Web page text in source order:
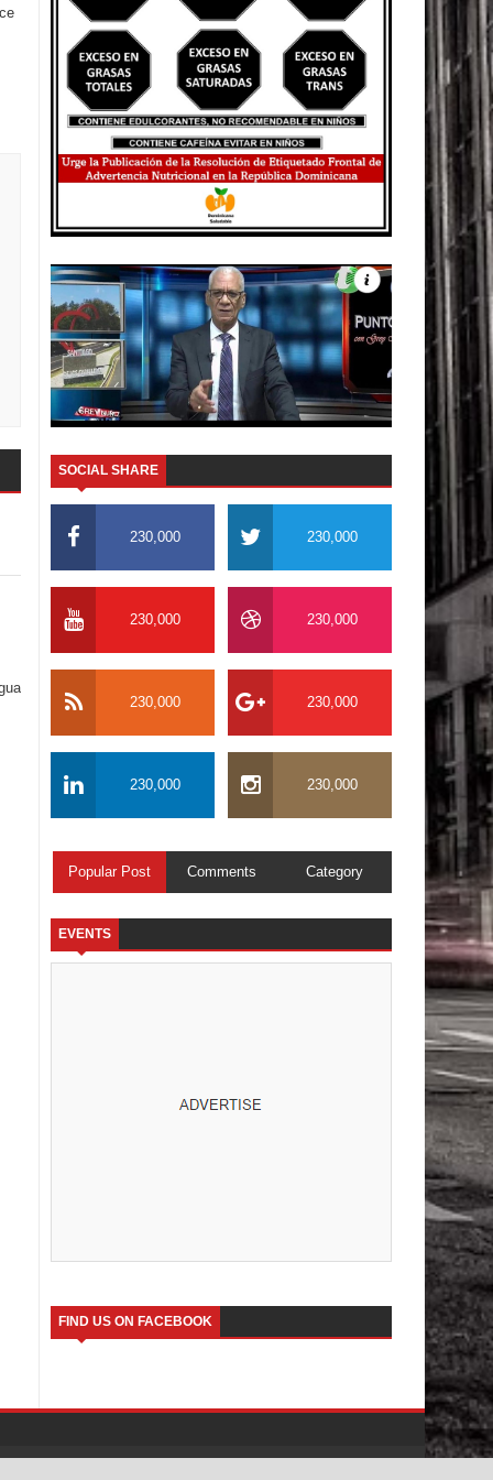
SOCIAL SHARE
230,000 230,000
230,000 230,000
230,000 230,000
230,000 230,000
Popular Post Comments Category
EVENTS
FIND US ON FACEBOOK